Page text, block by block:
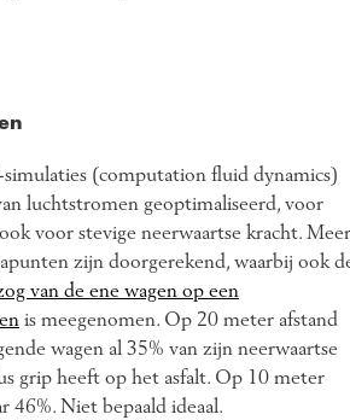
simulaties (computation fluid dynamics)
luchtstromen geoptimaliseerd, voor
voor stevige neerwaartse kracht. Meer
zijn doorgerekend, waarbij ook
van de ene wagen op een
is meegenomen. Op 20 meter afstand
wagen al 35% van zijn neerwaartse
grip heeft op het asfalt. Op 10 meter
46%. Niet bepaald ideaal.